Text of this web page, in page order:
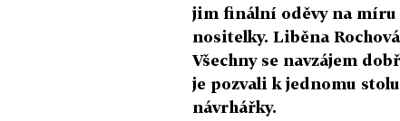
jim finální oděvy na míru
nositelky. Liběna
Všechny se navzájem
je pozvali k jednomu
návrhářky.